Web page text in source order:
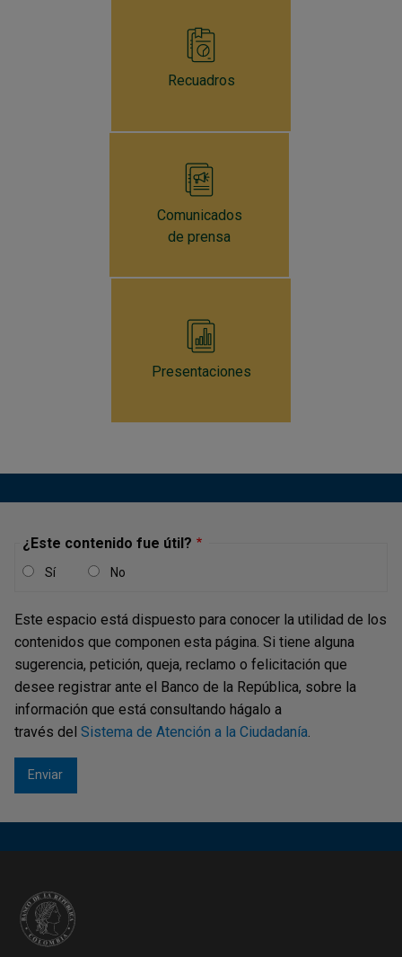
Recuadros
Comunicados
de prensa
Presentaciones
¿Este contenido fue útil?
Sí No
Este espacio está dispuesto para conocer la utilidad de los
contenidos que componen esta página. Si tiene alguna
sugerencia, petición, queja, reclamo o felicitación que
desee registrar ante el Banco de la República, sobre la
información que está consultando hágalo a
través del Sistema de Atención a la Ciudadanía.